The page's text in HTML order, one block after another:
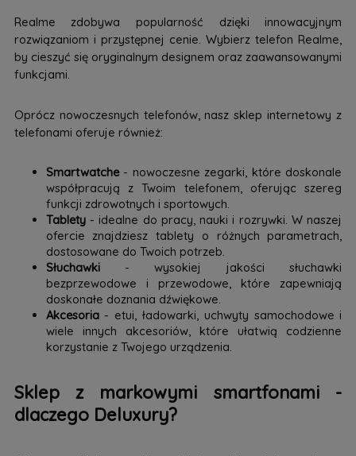
Realme zdobywa popularność dzięki innowacyjnym
rozwiązaniom i przystępnej cenie. Wybierz telefon Realme,
by cieszyć się oryginalnym designem oraz zaawansowanymi
funkcjami.
Oprócz nowoczesnych telefonów, nasz sklep internetowy z
telefonami oferuje również:
Smartwatche- nowoczesne zegarki, które doskonale
współpracują z Twoim telefonem, oferując szereg
funkcji zdrowotnych i sportowych.
Tablety- idealne do pracy, nauki i rozrywki. W naszej
ofercie znajdziesz tablety o różnych parametrach,
dostosowane do Twoich potrzeb.
Słuchawki- wysokiej jakości słuchawki
bezprzewodowe i przewodowe, które zapewniają
doskonałe doznania dźwiękowe.
Akcesoria- etui, ładowarki, uchwyty samochodowe i
wiele innych akcesoriów, które ułatwią codzienne
korzystanie z Twojego urządzenia.
Sklep z markowymi smartfonami -
dlaczego Deluxury?